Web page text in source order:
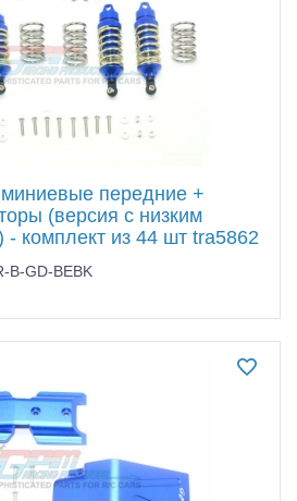
передние +
(версия с низким
- комплект из 44 шт tra5862
B-GD-BEBK